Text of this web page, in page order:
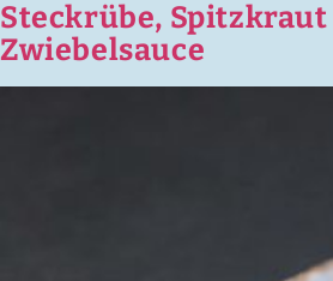
Steckrübe, Spitzkraut
Zwiebelsauce